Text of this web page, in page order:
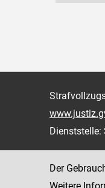
Dienststelle:
Der